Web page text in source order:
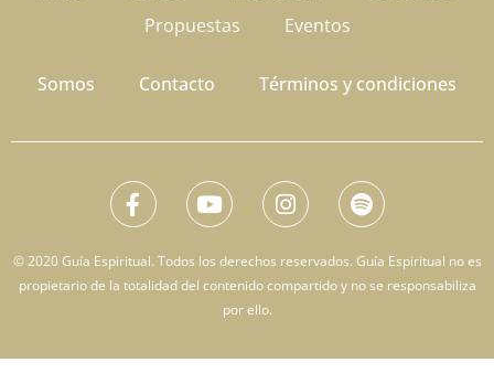
Propuestas
Eventos
Somos Contacto Términos y condiciones
© 2020 Guía Espiritual. Todos los derechos reservados. Guía Espiritual no es
propietario de la totalidad del contenido compartido y no se responsabiliza
por ello.